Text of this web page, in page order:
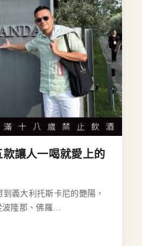
讓人一喝就愛上的
義大利托斯卡尼的艷陽，
隆那、佛羅...